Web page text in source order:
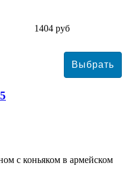
1404 руб
с коньяком в армейском